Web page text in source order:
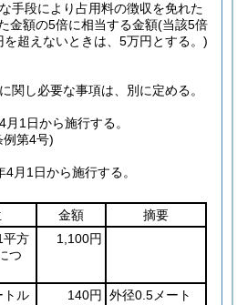
手段により占用料の徴収を免れた
金額の5倍に相当する金額(当該5倍
超えないときは、5万円とする。)
関し必要な事項は、別に定める。
1日から施行する。
例第4号)
月1日から施行する。
金額
摘要
平方
つ
1,100円
トル
140円
外径0.5メート